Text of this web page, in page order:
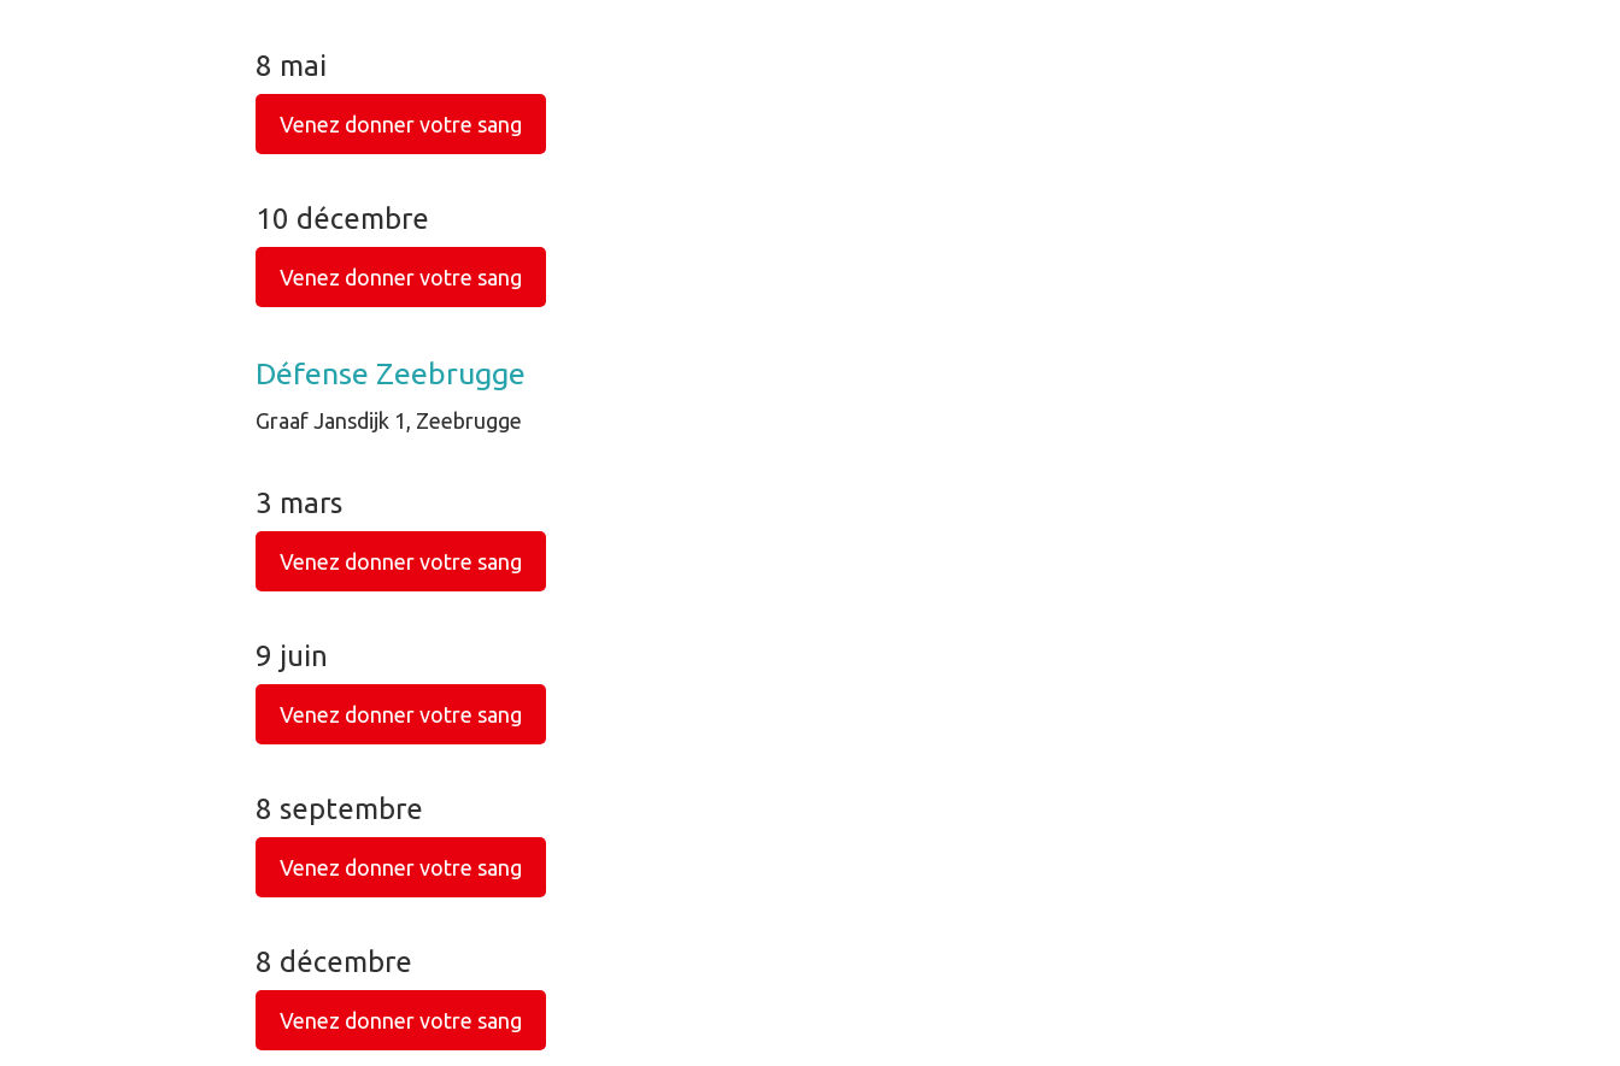
8 mai
Venez donner votre sang
10 décembre
Venez donner votre sang
Défense Zeebrugge
Graaf Jansdijk 1, Zeebrugge
3 mars
Venez donner votre sang
9 juin
Venez donner votre sang
8 septembre
Venez donner votre sang
8 décembre
Venez donner votre sang